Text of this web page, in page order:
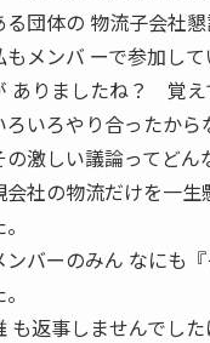
る団体の 物流子会社
もメンバ ーで参加し
ありましたね？ 覚
ろいろやり合ったから
の激しい議論ってど
会社の物流だけを一生
ンバーのみん なにも
も返事しませんでし